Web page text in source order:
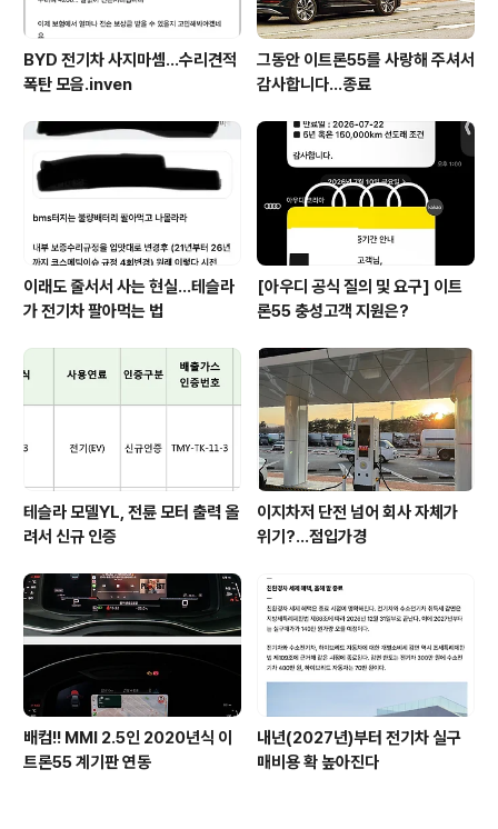
BYD 전기차 사지마셈...수리견적
폭탄 모음.inven
그동안 이트론55를 사랑해 주셔서
감사합니다...종료
이래도 줄서서 사는 현실…테슬라
가 전기차 팔아먹는 법
[아우디 공식 질의 및 요구] 이트
론55 충성고객 지원은?
테슬라 모델YL, 전륜 모터 출력 올
려서 신규 인증
이지차저 단전 넘어 회사 자체가
위기?...점입가경
배컴!! MMI 2.5인 2020년식 이
트론55 계기판 연동
내년(2027년)부터 전기차 실구
매비용 확 높아진다